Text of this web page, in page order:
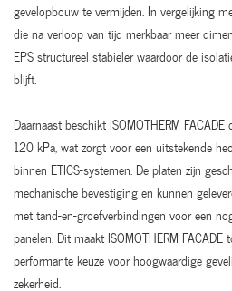
gevelopbouw te vermijden. In vergelijking
die na verloop van tijd merkbaar meer
EPS structureel stabieler waardoor de
blijft.
Daarnaast beschikt ISOMOTHERM
120 kPa, wat zorgt voor een uitstekende
binnen ETICS-systemen. De platen zijn
mechanische bevestiging en kunnen
met tand-en-groefverbindingen voor een
panelen. Dit maakt ISOMOTHERM
performante keuze voor hoogwaardige
zekerheid.